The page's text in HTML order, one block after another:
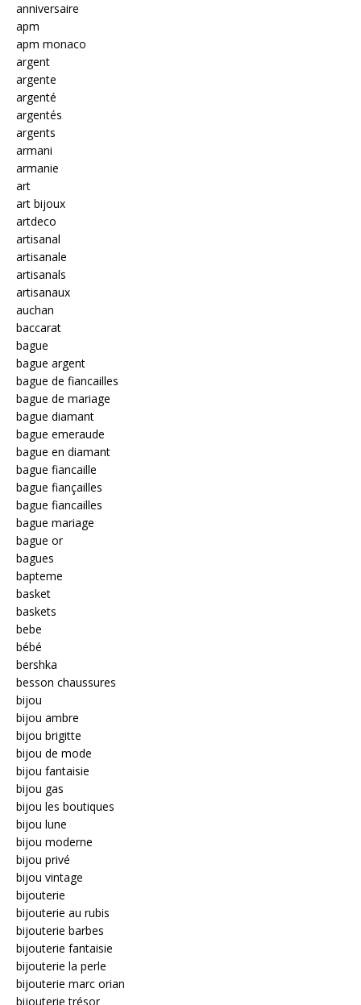
anniversaire
apm
apm monaco
argent
argente
argenté
argentés
argents
armani
armanie
art
art bijoux
artdeco
artisanal
artisanale
artisanals
artisanaux
auchan
baccarat
bague
bague argent
bague de fiancailles
bague de mariage
bague diamant
bague emeraude
bague en diamant
bague fiancaille
bague fiançailles
bague fiancailles
bague mariage
bague or
bagues
bapteme
basket
baskets
bebe
bébé
bershka
besson chaussures
bijou
bijou ambre
bijou brigitte
bijou de mode
bijou fantaisie
bijou gas
bijou les boutiques
bijou lune
bijou moderne
bijou privé
bijou vintage
bijouterie
bijouterie au rubis
bijouterie barbes
bijouterie fantaisie
bijouterie la perle
bijouterie marc orian
bijouterie trésor